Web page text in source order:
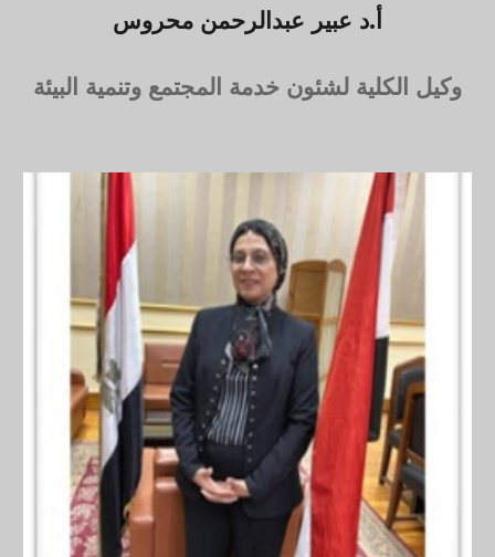
أ.د عبير عبدالرحمن محروس
وكيل الكلية لشئون خدمة المجتمع وتنمية البيئة